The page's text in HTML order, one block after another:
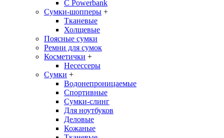
С Powerbank
Сумки-шопперы +
Тканевые
Холщевые
Поясные сумки
Ремни для сумок
Косметички +
Несессеры
Сумки +
Водонепроницаемые
Спортивные
Сумки-слинг
Для ноутбуков
Деловые
Кожаные